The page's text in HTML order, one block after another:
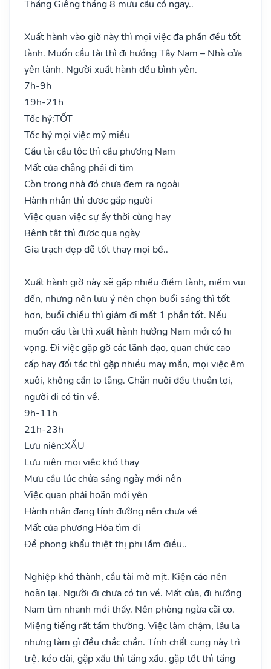
Tháng Giêng tháng 8 mưu cầu có ngay..
Xuất hành vào giờ này thì mọi việc đa phần đều tốt
lành. Muốn cầu tài thì đi hướng Tây Nam – Nhà cửa
yên lành. Người xuất hành đều bình yên.
7h-9h
19h-21h
Tốc hỷ:TỐT
Tốc hỷ mọi việc mỹ miều
Cầu tài cầu lộc thì cầu phương Nam
Mất của chẳng phải đi tìm
Còn trong nhà đó chưa đem ra ngoài
Hành nhân thì được gặp người
Việc quan việc sự ấy thời cùng hay
Bệnh tật thì được qua ngày
Gia trạch đẹp đẽ tốt thay mọi bề..
Xuất hành giờ này sẽ gặp nhiều điềm lành, niềm vui
đến, nhưng nên lưu ý nên chọn buổi sáng thì tốt
hơn, buổi chiều thì giảm đi mất 1 phần tốt. Nếu
muốn cầu tài thì xuất hành hướng Nam mới có hi
vọng. Đi việc gặp gỡ các lãnh đạo, quan chức cao
cấp hay đối tác thì gặp nhiều may mắn, mọi việc êm
xuôi, không cần lo lắng. Chăn nuôi đều thuận lợi,
người đi có tin về.
9h-11h
21h-23h
Lưu niên:XẤU
Lưu niên mọi việc khó thay
Mưu cầu lúc chửa sáng ngày mới nên
Việc quan phải hoãn mới yên
Hành nhân đang tính đường nên chưa về
Mất của phương Hỏa tìm đi
Đề phong khẩu thiệt thị phi lắm điều..
Nghiệp khó thành, cầu tài mờ mịt. Kiện cáo nên
hoãn lại. Người đi chưa có tin về. Mất của, đi hướng
Nam tìm nhanh mới thấy. Nên phòng ngừa cãi cọ.
Miệng tiếng rất tầm thường. Việc làm chậm, lâu la
nhưng làm gì đều chắc chắn. Tính chất cung này trì
trệ, kéo dài, gặp xấu thì tăng xấu, gặp tốt thì tăng